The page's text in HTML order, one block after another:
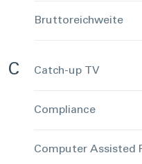
Bruttoreichweite
C Catch-up TV
Compliance
Computer Assisted